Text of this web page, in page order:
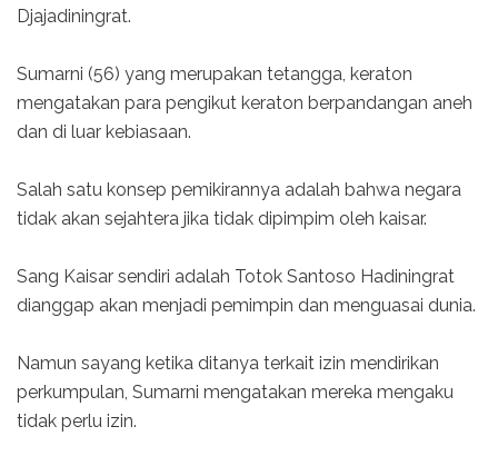
Djajadiningrat.
Sumarni (56) yang merupakan tetangga, keraton
mengatakan para pengikut keraton berpandangan aneh
dan di luar kebiasaan.
Salah satu konsep pemikirannya adalah bahwa negara
tidak akan sejahtera jika tidak dipimpim oleh kaisar.
Sang Kaisar sendiri adalah Totok Santoso Hadiningrat
dianggap akan menjadi pemimpin dan menguasai dunia.
Namun sayang ketika ditanya terkait izin mendirikan
perkumpulan, Sumarni mengatakan mereka mengaku
tidak perlu izin.